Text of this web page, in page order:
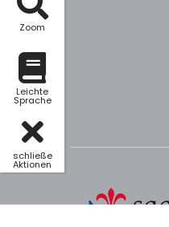
Zoom
Leichte
Sprache
schließe
Aktionen